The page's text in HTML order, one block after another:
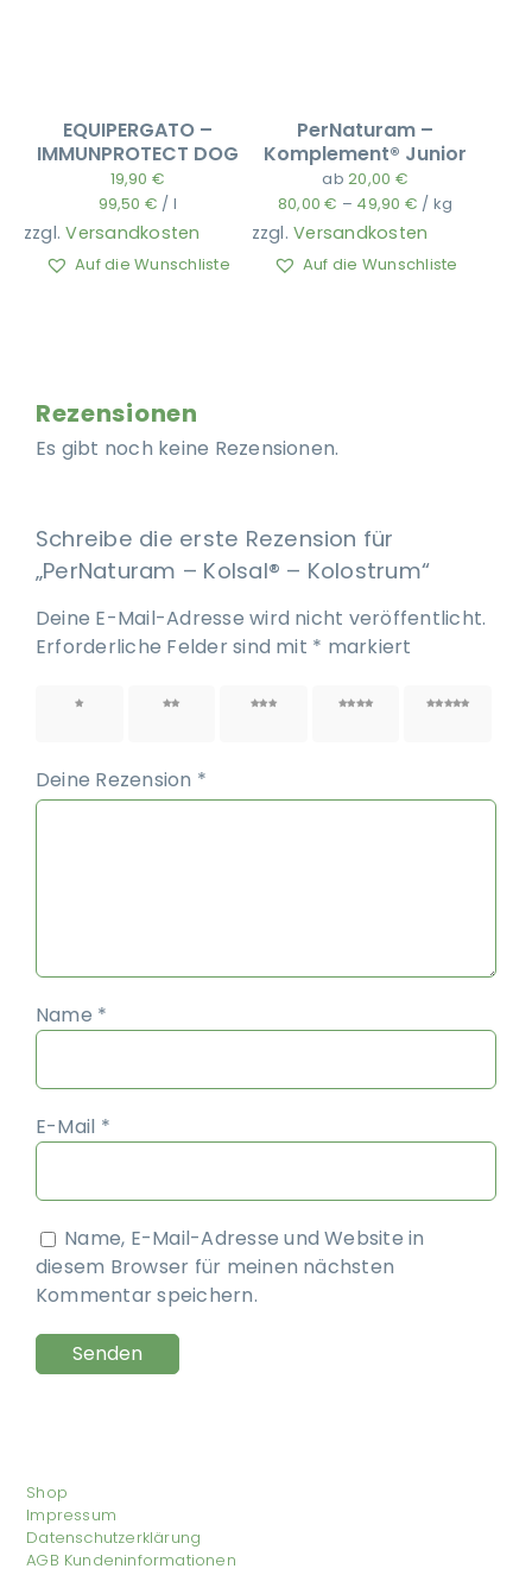
EQUIPERGATO –
IMMUNPROTECT DOG
19,90 €
99,50 € / l
zzgl.Versandkosten
Auf die Wunschliste
PerNaturam –
Komplement® Junior
ab20,00 €
80,00€ – 49,90 € / kg
zzgl.Versandkosten
Auf die Wunschliste
Rezensionen
Es gibt noch keine Rezensionen.
Schreibe die erste Rezension für
„PerNaturam – Kolsal® – Kolostrum“
Deine E-Mail-Adresse wird nicht veröffentlicht.
Erforderliche Felder sind mit * markiert
1 von 2 von 3 von 4 von 5 von
Deine Rezension *
Name *
E-Mail *
Name, E-Mail-Adresse und Website in
diesem Browser für meinen nächsten
Kommentar speichern.
Shop
Impressum
Datenschutzerklärung
AGB Kundeninformationen